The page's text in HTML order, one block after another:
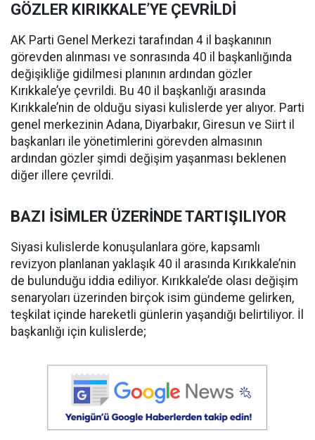
GÖZLER KIRIKKALE’YE ÇEVRİLDİ
AK Parti Genel Merkezi tarafından 4 il başkanının
görevden alınması ve sonrasında 40 il başkanlığında
değişikliğe gidilmesi planının ardından gözler
Kırıkkale’ye çevrildi. Bu 40 il başkanlığı arasında
Kırıkkale’nin de olduğu siyasi kulislerde yer alıyor. Parti
genel merkezinin Adana, Diyarbakır, Giresun ve Siirt il
başkanları ile yönetimlerini görevden almasının
ardından gözler şimdi değişim yaşanması beklenen
diğer illere çevrildi.
BAZI İSİMLER ÜZERİNDE TARTIŞILIYOR
Siyasi kulislerde konuşulanlara göre, kapsamlı
revizyon planlanan yaklaşık 40 il arasında Kırıkkale’nin
de bulunduğu iddia ediliyor. Kırıkkale’de olası değişim
senaryoları üzerinden birçok isim gündeme gelirken,
teşkilat içinde hareketli günlerin yaşandığı belirtiliyor. İl
başkanlığı için kulislerde;